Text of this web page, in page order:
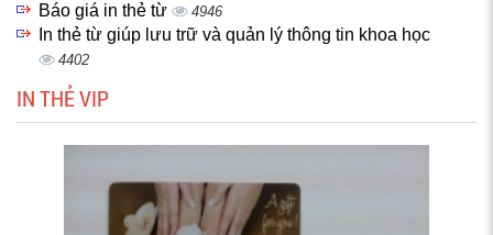
Báo giá in thẻ từ 4946
In thẻ từ giúp lưu trữ và quản lý thông tin khoa học
4402
IN THẺ VIP